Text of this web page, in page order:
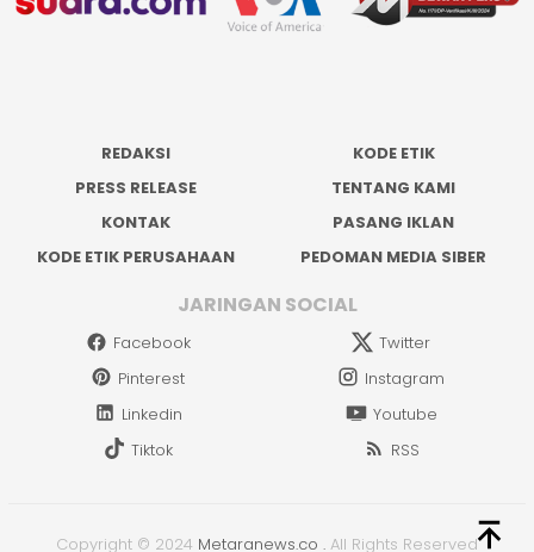
REDAKSI
KODE ETIK
PRESS RELEASE
TENTANG KAMI
KONTAK
PASANG IKLAN
KODE ETIK PERUSAHAAN
PEDOMAN MEDIA SIBER
JARINGAN SOCIAL
Facebook
Twitter
Pinterest
Instagram
Linkedin
Youtube
Tiktok
RSS
Copyright © 2024 Metaranews.co . All Rights Reserved